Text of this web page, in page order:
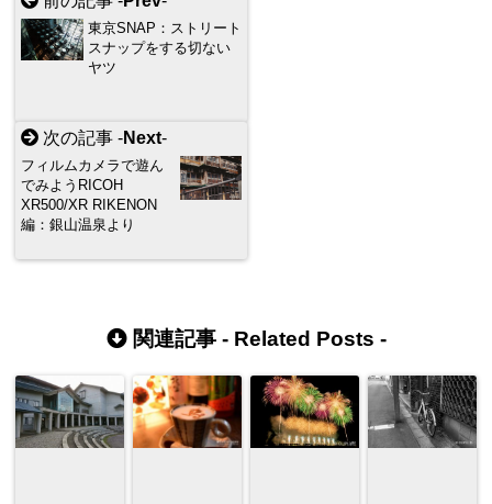
東京SNAP：ストリート
スナップをする切ない
ヤツ
次の記事 -Next-
フィルムカメラで遊ん
でみようRICOH
XR500/XR RIKENON
編：銀山温泉より
関連記事 - Related Posts -